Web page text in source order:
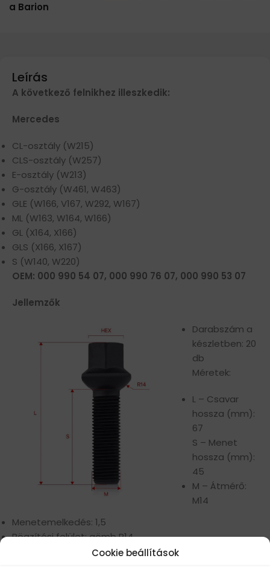
Cookie beállítások
a Barion
Leírás
A következő felnikhez illeszkedik:
Mercedes
CL-osztály (W215)
CLS-osztály (W257)
E-osztály (W213)
G-osztály (W461, W463)
GLE (W166, V167, W292, W167)
ML (W163, W164, W166)
GL (X164, X166)
GLS (X166, X167)
S (W140, W220)
OEM: 000 990 54 07, 000 990 76 07, 000 990 53 07
Jellemzők
Darabszám a
készletben: 20
db
Méretek:
L – Csavar
hossza (mm):
67
S – Menet
hossza (mm):
45
M – Átmérő:
M14
Menetemelkedés: 1,5
Rögzítési felület: gömb R14
Kulcsnyílás (mm): 17